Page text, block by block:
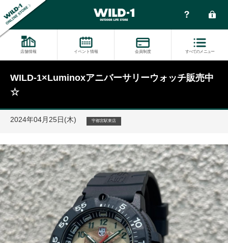
店舗情報 イベント情報 会員制度 すべてのメニュー
WILD-1×Luminoxアニバーサリーウォッチ販売中
☆
2024年04月25日(木) 宇都宮駅東店